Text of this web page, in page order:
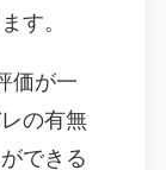
す。
価が一
の有無
できる